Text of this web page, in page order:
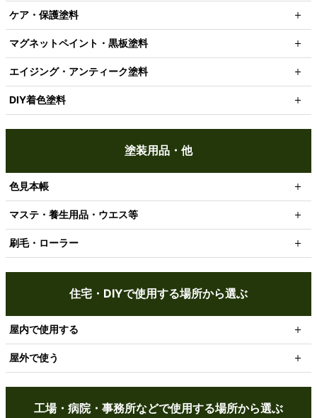
ケア・保護塗料
マグネットペイント・黒板塗料
エイジング・アンティーク塗料
DIY着色塗料
塗装用品・他
色見本帳
マステ・養生用品・ウエス等
刷毛・ローラー
住宅・DIYで使用する場所から選ぶ
屋内で使用する
屋外で使う
工場・病院・事務所などで使用する場所から選ぶ